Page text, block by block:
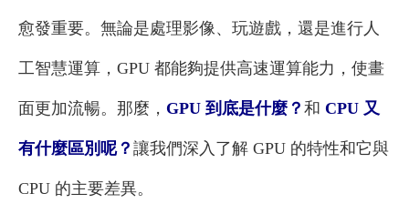
愈發重要。無論是處理影像、玩遊戲，還是進行人
工智慧運算，GPU 都能夠提供高速運算能力，使畫
面更加流暢。那麼， GPU 到底是什麼？ 和 CPU 又
有什麼區別呢？ 讓我們深入了解 GPU 的特性和它與
CPU 的主要差異。